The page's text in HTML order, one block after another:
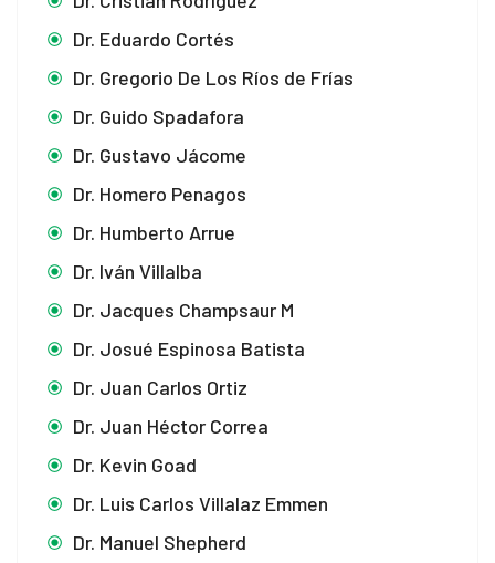
Dr. Eduardo Cortés
Dr. Gregorio De Los Ríos de Frías
Dr. Guido Spadafora
Dr. Gustavo Jácome
Dr. Homero Penagos
Dr. Humberto Arrue
Dr. Iván Villalba
Dr. Jacques Champsaur M
Dr. Josué Espinosa Batista
Dr. Juan Carlos Ortiz
Dr. Juan Héctor Correa
Dr. Kevin Goad
Dr. Luis Carlos Villalaz Emmen
Dr. Manuel Shepherd